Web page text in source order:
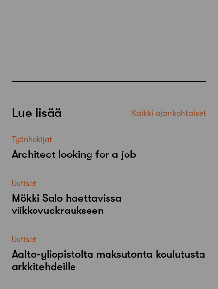
Lue lisää Kaikki ajankohtaiset
Työnhakijat
Architect looking for a job
Uutiset
Mökki Salo haettavissa
viikkovuokraukseen
Uutiset
Aalto-​yliopistolta maksutonta koulutusta
arkkitehdeille